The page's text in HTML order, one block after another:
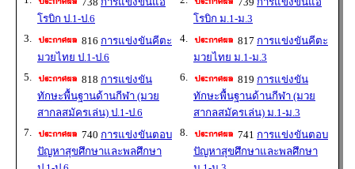
โรบิก ป.1-ป.6
โรบิก ม.1-ม.3
3.
816 การแข่งขันคีตะ
มวยไทย ป.1-ป.6
4. 817 การแข่งขันคีตะ
มวยไทย ม.1-ม.3
5.
818 การแข่งขัน
ทักษะพื้นฐานด้านกีฬา (มวย
สากลสมัครเล่น) ป.1-ป.6
6. 819 การแข่งขัน
ทักษะพื้นฐานด้านกีฬา (มวย
สากลสมัครเล่น) ม.1-ม.3
7.
740 การแข่งขันตอบ
ปัญหาสุขศึกษาและพลศึกษา
8. 741 การแข่งขันตอบ
ปัญหาสุขศึกษาและพลศึกษา